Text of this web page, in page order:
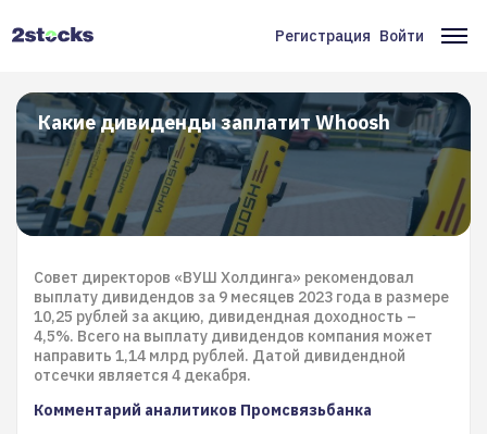
Меню
учётной
записи
пользователя
Регистрация Войти
Какие дивиденды заплатит Whoosh
Совет директоров «ВУШ Холдинга» рекомендовал
выплату дивидендов за 9 месяцев 2023 года в размере
10,25 рублей за акцию, дивидендная доходность –
4,5%. Всего на выплату дивидендов компания может
направить 1,14 млрд рублей. Датой дивидендной
отсечки является 4 декабря.
Комментарий аналитиков Промсвязьбанка